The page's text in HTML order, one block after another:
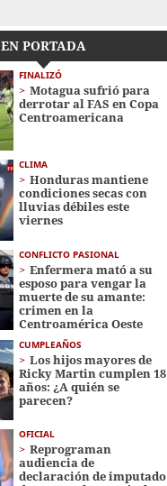
EN PORTADA
FINALIZÓ
Motagua sufrió para
derrotar al FAS en Copa
Centroamericana
CLIMA
Honduras mantiene
condiciones secas con
lluvias débiles este
viernes
CONFLICTO PASIONAL
Enfermera mató a su
esposo para vengar la
muerte de su amante:
crimen en la
Centroamérica Oeste
CUMPLEAÑOS
Los hijos mayores de
Ricky Martin cumplen 18
años: ¿A quién se
parecen?
OFICIAL
Reprograman
audiencia de
declaración de imputado